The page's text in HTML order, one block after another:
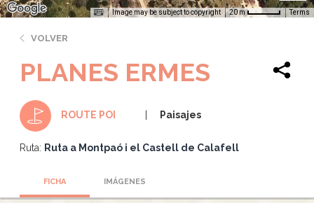
Image may be subject to copyright 20 m Terms
VOLVER
PLANES ERMES
ROUTE POI Paisajes
Ruta: Ruta a Montpaó i el Castell de Calafell
FICHA IMÁGENES